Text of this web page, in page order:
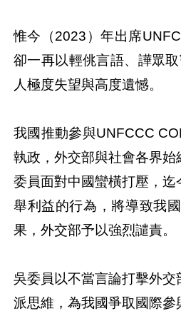
惟今（2023）年出席
卻一再以輕佻言語、譁眾
人極度失望與高度遺憾。
我國推動參與UNFCCC
執政，外交部與社會各界
委員面對中國蠻橫打壓，
舉利益的行為，將導致我
果，外交部予以強烈譴責。
吳委員以不當言論打擊外
派思維，為我國爭取國際參